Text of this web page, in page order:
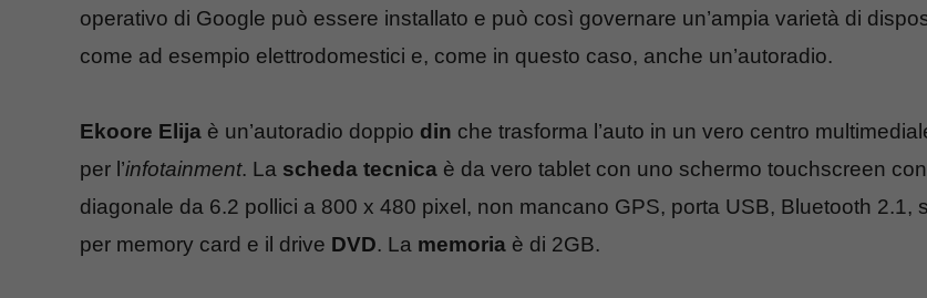
operativo di Google può essere installato e può così governare un’ampia varietà di
come ad esempio elettrodomestici e, come in questo caso, anche un’autoradio.
Ekoore Elija è un’autoradio doppio din che trasforma l’auto in un vero centro
per l’infotainment. La scheda tecnica è da vero tablet con uno schermo touchscreen con
diagonale da 6.2 pollici a 800 x 480 pixel, non mancano GPS, porta USB, Bluetooth 2.1,
per memory card e il drive DVD. La memoria è di 2GB.